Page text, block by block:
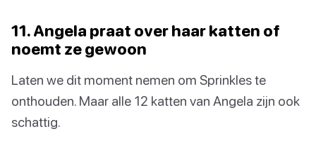
11. Angela praat over haar katten of
noemt ze gewoon
Laten we dit moment nemen om Sprinkles te
onthouden. Maar alle 12 katten van Angela zijn ook
schattig.